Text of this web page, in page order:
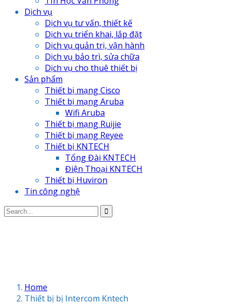
Dịch vụ
Dịch vụ tư vấn, thiết kế
Dịch vụ triển khai, lắp đặt
Dịch vụ quản trị, vận hành
Dịch vụ bảo trì, sửa chữa
Dịch vụ cho thuê thiết bị
Sản phẩm
Thiết bị mạng Cisco
Thiết bị mạng Aruba
Wifi Aruba
Thiết bị mạng Ruijie
Thiết bị mạng Reyee
Thiết bị KNTECH
Tổng Đài KNTECH
Điện Thoại KNTECH
Thiết bị Huviron
Tin công nghệ
Home
Thiết bị bị Intercom Kntech